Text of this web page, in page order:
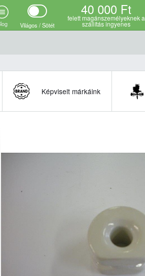
Világos / Sötét
40 000 Ft
felett magánszemélyeknek a
szállítás ingyenes
Képviselt márkáink